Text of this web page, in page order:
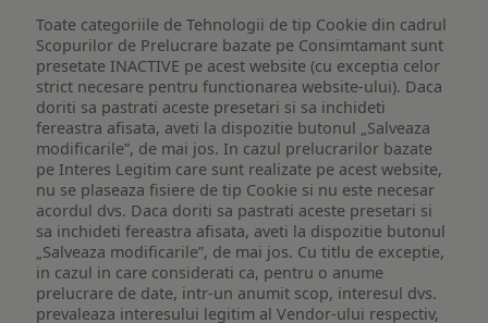
Toate categoriile de Tehnologii de tip Cookie din cadrul
Scopurilor de Prelucrare bazate pe Consimtamant sunt
presetate INACTIVE pe acest website (cu exceptia celor
strict necesare pentru functionarea website-ului). Daca
doriti sa pastrati aceste presetari si sa inchideti
fereastra afisata, aveti la dispozitie butonul „Salveaza
modificarile”, de mai jos. In cazul prelucrarilor bazate
pe Interes Legitim care sunt realizate pe acest website,
nu se plaseaza fisiere de tip Cookie si nu este necesar
acordul dvs. Daca doriti sa pastrati aceste presetari si
sa inchideti fereastra afisata, aveti la dispozitie butonul
„Salveaza modificarile”, de mai jos. Cu titlu de exceptie,
in cazul in care considerati ca, pentru o anume
prelucrare de date, intr-un anumit scop, interesul dvs.
prevaleaza interesului legitim al Vendor-ului respectiv,